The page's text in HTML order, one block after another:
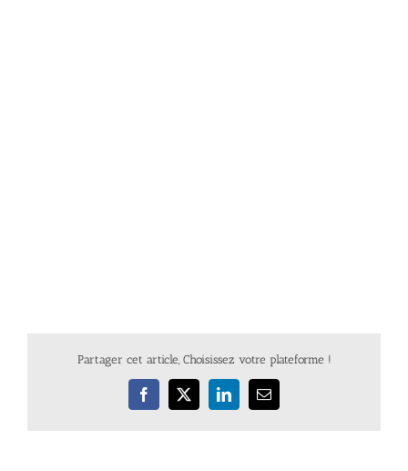
Partager cet article, Choisissez votre plateforme !
Facebook
X LinkedInEmail